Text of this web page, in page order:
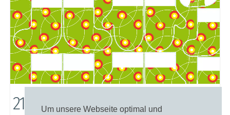
Um unsere Webseite optimal und
21106: Florale Sommer Kreise